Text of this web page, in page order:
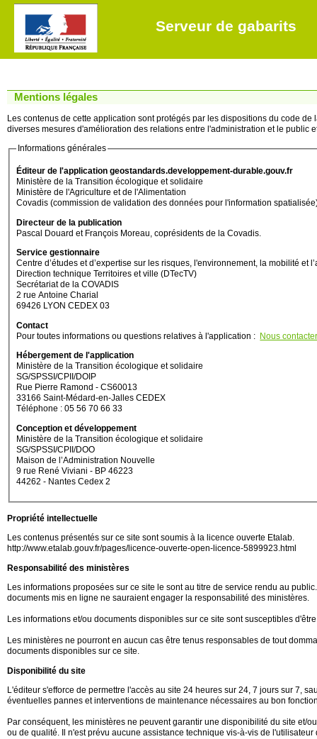
Serveur de gabarits
Mentions légales
Les contenus de cette application sont protégés par les dispositions du code
diverses mesures d'amélioration des relations entre l'administration et le public
Informations générales
Éditeur de l'application geostandards.developpement-durable.gouv.fr
Ministère de la Transition écologique et solidaire
Ministère de l'Agriculture et de l'Alimentation
Covadis (commission de validation des données pour l'information
Directeur de la publication
Pascal Douard et François Moreau, coprésidents de la Covadis.
Service gestionnaire
Centre d’études et d’expertise sur les risques, l'environnement, la mobilité et
Direction technique Territoires et ville (DTecTV)
Secrétariat de la COVADIS
2 rue Antoine Charial
69426 LYON CEDEX 03
Contact
Pour toutes informations ou questions relatives à l'application : Nous
Hébergement de l'application
Ministère de la Transition écologique et solidaire
SG/SPSSI/CPII/DOIP
Rue Pierre Ramond - CS60013
33166 Saint-Médard-en-Jalles CEDEX
Téléphone : 05 56 70 66 33
Conception et développement
Ministère de la Transition écologique et solidaire
SG/SPSSI/CPII/DOO
Maison de l’Administration Nouvelle
9 rue René Viviani - BP 46223
44262 - Nantes Cedex 2
Propriété intellectuelle
Les contenus présentés sur ce site sont soumis à la licence ouverte Etalab.
http://www.etalab.gouv.fr/pages/licence-ouverte-open-licence-5899923.html
Responsabilité des ministères
Les informations proposées sur ce site le sont au titre de service rendu au
documents mis en ligne ne sauraient engager la responsabilité des ministères.
Les informations et/ou documents disponibles sur ce site sont susceptibles
Les ministères ne pourront en aucun cas être tenus responsables de tout
documents disponibles sur ce site.
Disponibilité du site
L'éditeur s'efforce de permettre l'accès au site 24 heures sur 24, 7 jours sur 7,
éventuelles pannes et interventions de maintenance nécessaires au bon
Par conséquent, les ministères ne peuvent garantir une disponibilité du site et/
ou de qualité. Il n'est prévu aucune assistance technique vis-à-vis de